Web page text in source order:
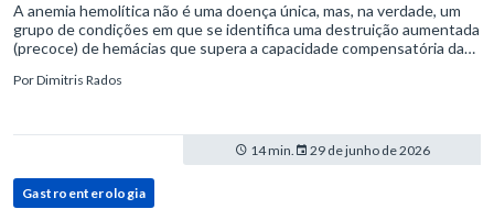
A anemia hemolítica não é uma doença única, mas, na verdade, um
grupo de condições em que se identifica uma destruição aumentada
(precoce) de hemácias que supera a capacidade compensatória da
PorDimitris Rados
14 min. 29 de junho de 2026
Gastroenterologia